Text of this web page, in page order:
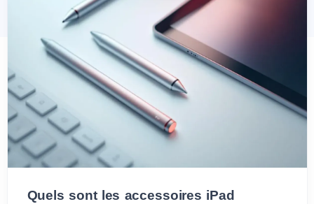
Quels sont les accessoires iPad